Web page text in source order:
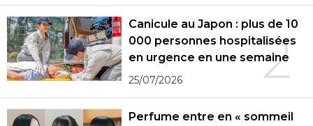
2
Canicule au Japon : plus de 10
000 personnes hospitalisées
en urgence en une semaine
25/07/2026
Perfume entre en « sommeil